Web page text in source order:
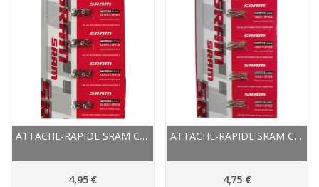
ATTACHE-RAPIDE SRAM CHAINE 5,6,7,8V ...
4,95 €
ATTACHE-RAPIDE SRAM CHAINE 9V POWER-LINK OR
4,75 €